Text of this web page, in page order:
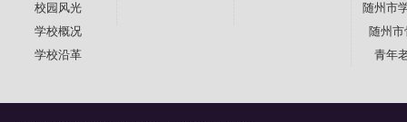
校园风光
学校概况
学校沿革
随州市
随州
青年